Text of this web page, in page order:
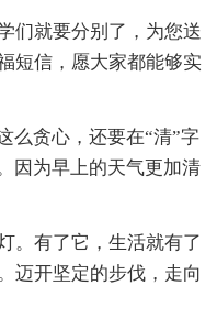
们就要分别了，为您送
短信，愿大家都能够实
么贪心，还要在“清”字
因为早上的天气更加清
。有了它，生活就有了
迈开坚定的步伐，走向